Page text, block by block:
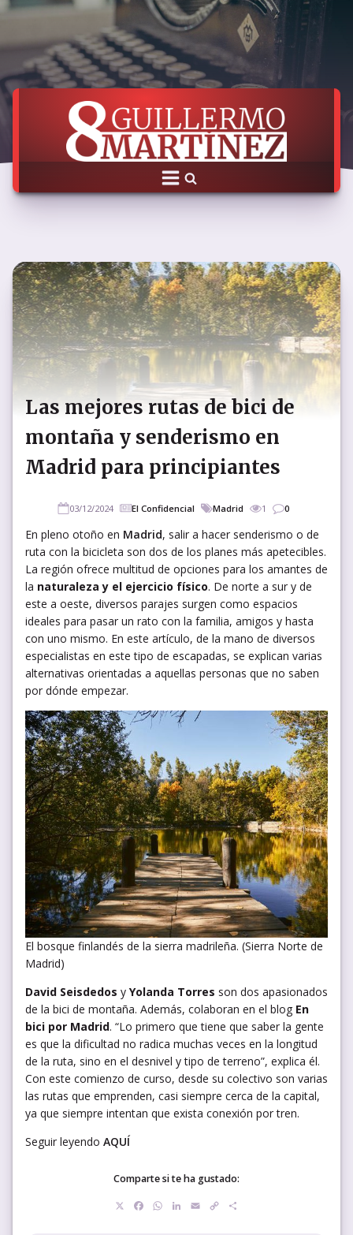
Las mejores rutas de bici de
montaña y senderismo en
Madrid para principiantes
03/12/2024 El Confidencial Madrid 1 0
En pleno otoño en Madrid, salir a hacer senderismo o de
ruta con la bicicleta son dos de los planes más apetecibles.
La región ofrece multitud de opciones para los amantes de
la naturaleza y el ejercicio físico. De norte a sur y de
este a oeste, diversos parajes surgen como espacios
ideales para pasar un rato con la familia, amigos y hasta
con uno mismo. En este artículo, de la mano de diversos
especialistas en este tipo de escapadas, se explican varias
alternativas orientadas a aquellas personas que no saben
por dónde empezar.
El bosque finlandés de la sierra madrileña. (Sierra Norte de
Madrid)
David Seisdedos y Yolanda Torres son dos apasionados
de la bici de montaña. Además, colaboran en el blog En
bici por Madrid. “Lo primero que tiene que saber la gente
es que la dificultad no radica muchas veces en la longitud
de la ruta, sino en el desnivel y tipo de terreno”, explica él.
Con este comienzo de curso, desde su colectivo son varias
las rutas que emprenden, casi siempre cerca de la capital,
ya que siempre intentan que exista conexión por tren.
Seguir leyendo AQUÍ
Comparte si te ha gustado:
Facebook
WhatsApp
LinkedIn
EmailCopy